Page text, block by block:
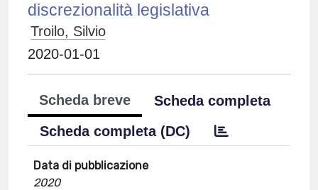
discrezionalità legislativa
Troilo, Silvio
2020-01-01
Scheda breve
Scheda completa
Scheda completa (DC)
Data di pubblicazione
2020